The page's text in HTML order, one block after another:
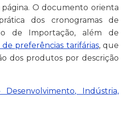
O documento orienta
dos cronogramas de
de Importação, além de
preferências tarifárias, que
dos produtos por descrição
Desenvolvimento, Indústria,